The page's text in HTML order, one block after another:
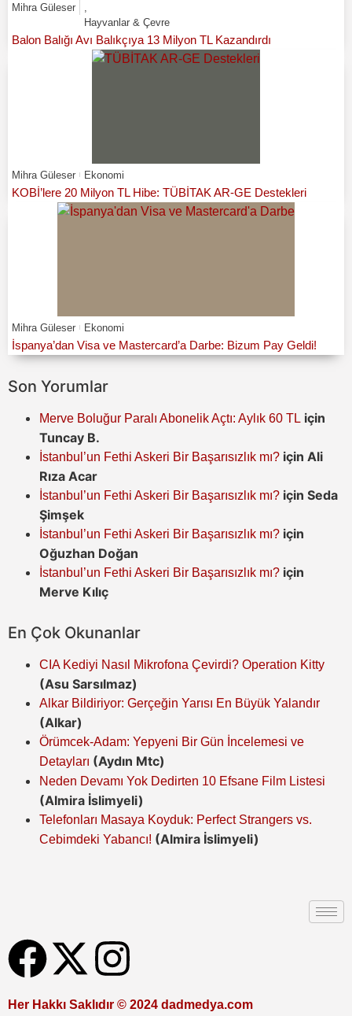
Mihra Güleser
Hayvanlar & Çevre
Balon Balığı Avı Balıkçıya 13 Milyon TL Kazandırdı
Mihra Güleser Ekonomi
KOBİ’lere 20 Milyon TL Hibe: TÜBİTAK AR-GE Destekleri
Mihra Güleser Ekonomi
İspanya’dan Visa ve Mastercard’a Darbe: Bizum Pay Geldi!
Son Yorumlar
Merve Boluğur Paralı Abonelik Açtı: Aylık 60 TL için
Tuncay B.
İstanbul’un Fethi Askeri Bir Başarısızlık mı? için Ali
Rıza Acar
İstanbul’un Fethi Askeri Bir Başarısızlık mı? için Seda
Şimşek
İstanbul’un Fethi Askeri Bir Başarısızlık mı? için
Oğuzhan Doğan
İstanbul’un Fethi Askeri Bir Başarısızlık mı? için
Merve Kılıç
En Çok Okunanlar
CIA Kediyi Nasıl Mikrofona Çevirdi? Operation Kitty
(Asu Sarsılmaz)
Alkar Bildiriyor: Gerçeğin Yarısı En Büyük Yalandır
(Alkar)
Örümcek-Adam: Yepyeni Bir Gün İncelemesi ve
Detayları (Aydın Mtc)
Neden Devamı Yok Dedirten 10 Efsane Film Listesi
(Almira İslimyeli)
Telefonları Masaya Koyduk: Perfect Strangers vs.
Cebimdeki Yabancı! (Almira İslimyeli)
Her Hakkı Saklıdır © 2024 dadmedya.com